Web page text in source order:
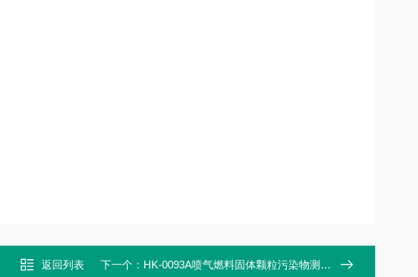
返回列表 下一个： HK-0093A喷气燃料固体颗粒污染物测定器